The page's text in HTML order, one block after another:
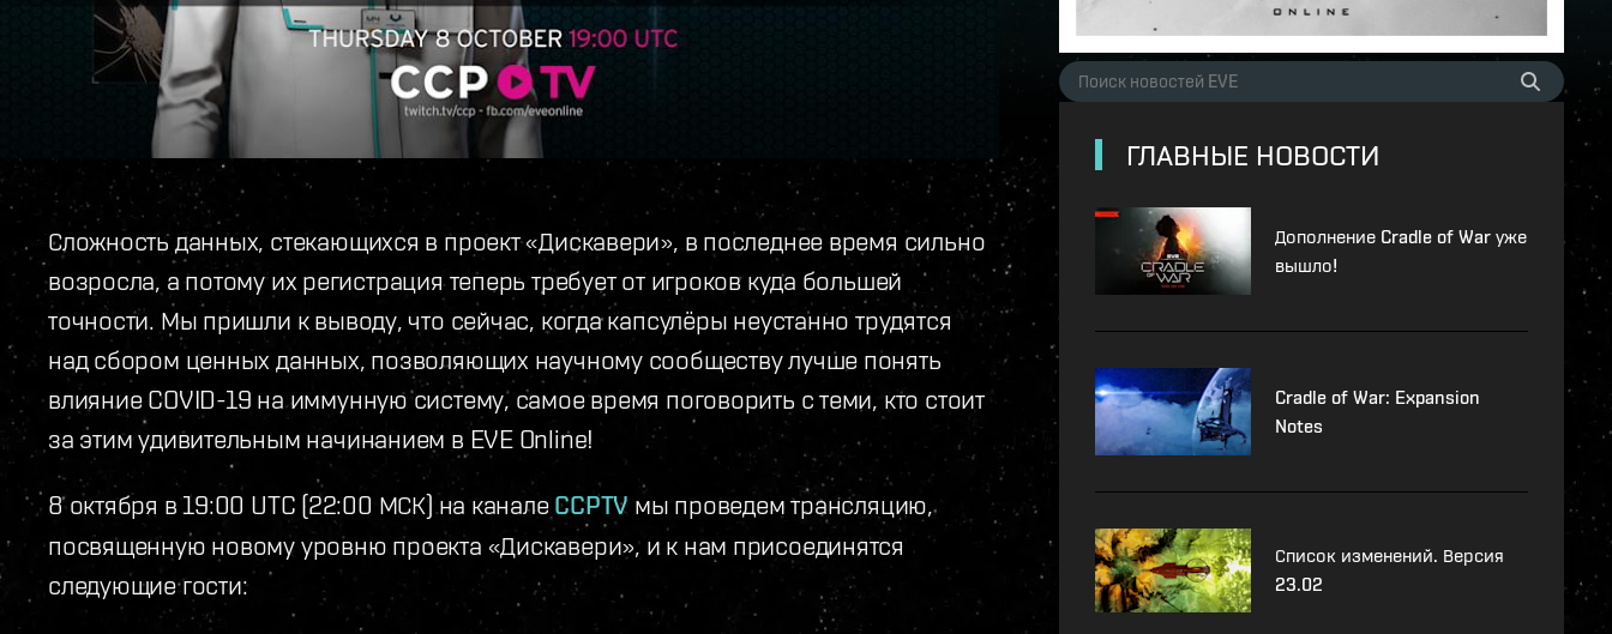
Сложность данных, стекающихся в проект «Дискавери», в последнее время сильно
возросла, а потому их регистрация теперь требует от игроков куда большей
точности. Мы пришли к выводу, что сейчас, когда капсулёры неустанно трудятся
над сбором ценных данных, позволяющих научному сообществу лучше понять
влияние COVID-19 на иммунную систему, самое время поговорить с теми, кто стоит
за этим удивительным начинанием в EVE Online!
8 октября в 19:00 UTC (22:00 МСК) на канале CCPTV мы проведем трансляцию,
посвященную новому уровню проекта «Дискавери», и к нам присоединятся
следующие гости:
ГЛАВНЫЕ НОВОСТИ
Дополнение Cradle of War уже
вышло!
Cradle of War: Expansion
Notes
Список изменений. Версия
23.02